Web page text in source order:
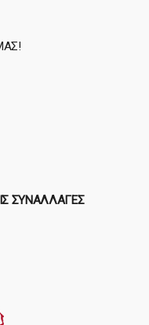
ΣΥΝΑΛΛΑΓΕΣ